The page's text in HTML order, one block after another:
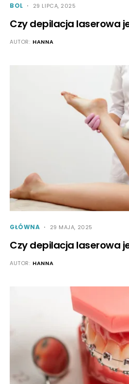
BOL 29 LIPCA, 2025
Czy depilacja laserowa
AUTOR: HANNA
GŁÓWNA 29 MAJA, 2025
Czy depilacja laserowa
AUTOR: HANNA